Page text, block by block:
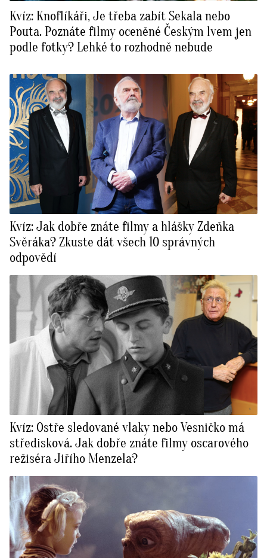
Kvíz: Knoflíkáři, Je třeba zabít Sekala nebo
Pouta. Poznáte filmy oceněné Českým lvem jen
podle fotky? Lehké to rozhodně nebude
Kvíz: Jak dobře znáte filmy a hlášky Zdeňka
Svěráka? Zkuste dát všech 10 správných
odpovědí
Kvíz: Ostře sledované vlaky nebo Vesničko má
středisková. Jak dobře znáte filmy oscarového
režiséra Jiřího Menzela?